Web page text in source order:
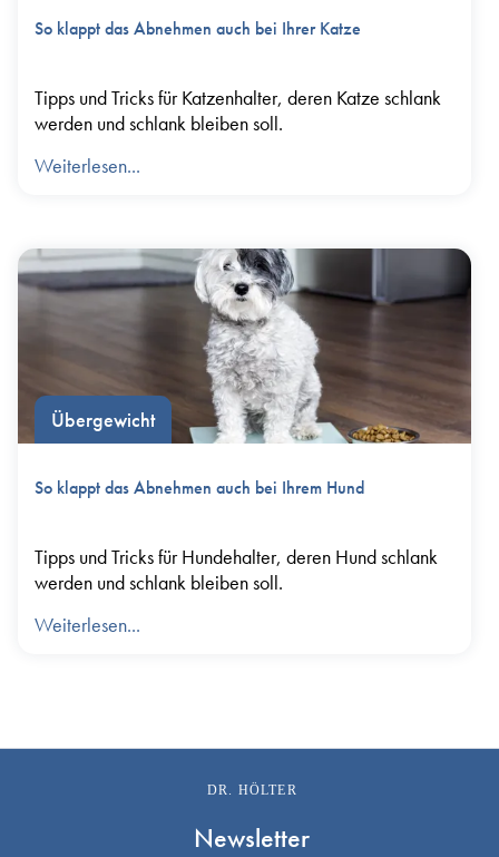
So klappt das Abnehmen auch bei Ihrer Katze
Tipps und Tricks für Katzenhalter, deren Katze schlank
werden und schlank bleiben soll.
Weiterlesen...
Übergewicht
So klappt das Abnehmen auch bei Ihrem Hund
Tipps und Tricks für Hundehalter, deren Hund schlank
werden und schlank bleiben soll.
Weiterlesen...
DR. HÖLTER
Newsletter